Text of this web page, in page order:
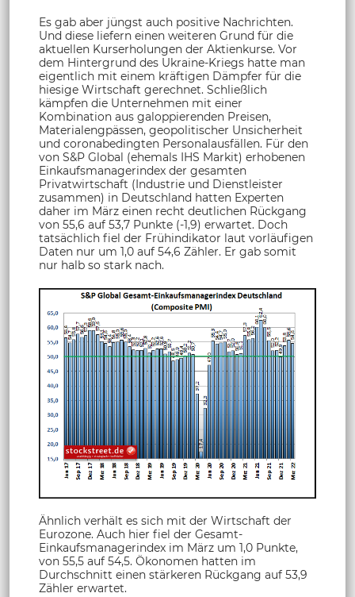
Es gab aber jüngst auch positive Nachrichten.
Und diese liefern einen weiteren Grund für die
aktuellen Kurserholungen der Aktienkurse. Vor
dem Hintergrund des Ukraine-Kriegs hatte man
eigentlich mit einem kräftigen Dämpfer für die
hiesige Wirtschaft gerechnet. Schließlich
kämpfen die Unternehmen mit einer
Kombination aus galoppierenden Preisen,
Materialengpässen, geopolitischer Unsicherheit
und coronabedingten Personalausfällen. Für den
von S&P Global (ehemals IHS Markit) erhobenen
Einkaufsmanagerindex der gesamten
Privatwirtschaft (Industrie und Dienstleister
zusammen) in Deutschland hatten Experten
daher im März einen recht deutlichen Rückgang
von 55,6 auf 53,7 Punkte (-1,9) erwartet. Doch
tatsächlich fiel der Frühindikator laut vorläufigen
Daten nur um 1,0 auf 54,6 Zähler. Er gab somit
nur halb so stark nach.
Ähnlich verhält es sich mit der Wirtschaft der
Eurozone. Auch hier fiel der Gesamt-
Einkaufsmanagerindex im März um 1,0 Punkte,
von 55,5 auf 54,5. Ökonomen hatten im
Durchschnitt einen stärkeren Rückgang auf 53,9
Zähler erwartet.